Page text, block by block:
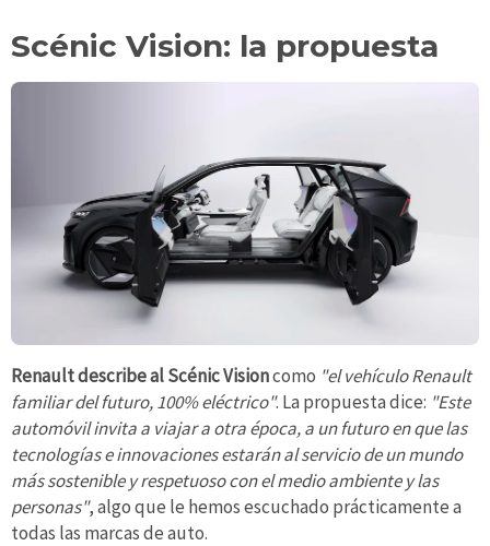
Scénic Vision: la propuesta
Renault describe al Scénic Visioncomo "el vehículo Renault
familiar del futuro, 100% eléctrico". La propuesta dice: "Este
automóvil invita a viajar a otra época, a un futuro en que las
tecnologías e innovaciones estarán al servicio de un mundo
más sostenible y respetuoso con el medio ambiente y las
personas", algo que le hemos escuchado prácticamente a
todas las marcas de auto.